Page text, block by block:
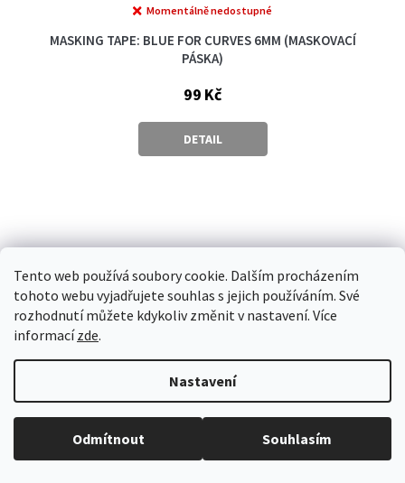
Tento web používá soubory cookie. Dalším procházením
tohoto webu vyjadřujete souhlas s jejich používáním. Své
rozhodnutí můžete kdykoliv změnit v nastavení. Více
informacízde.
Nastavení
Odmítnout Souhlasím
Při neplatnosti dárkového poukazu nad 500CZK, zadejte prosím kód bez
MASKING TAPE: BLUE FOR CURVES 6MM (MASKOVACÍ
PÁSKA)
Momentálně nedostupné
99 Kč
DETAIL